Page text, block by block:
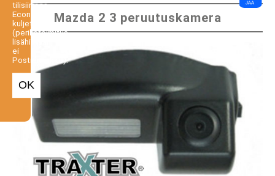
tilisiirtona.
Economy-
kuljetus
(perilletoimitus
lisähintaan,
ei
Postiennakko).
OK
Mazda 2 3 peruutuskamera